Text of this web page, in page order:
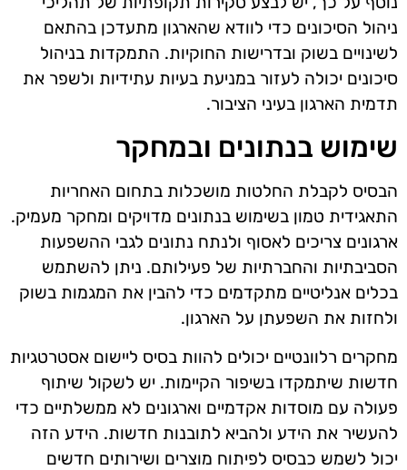
ניהול הסיכונים כדי לוודא שהארגון מתעדכן בהתאם
לשינויים בשוק ובדרישות החוקיות. התמקדות בניהול
סיכונים יכולה לעזור במניעת בעיות עתידיות ולשפר את
תדמית הארגון בעיני הציבור.
שימוש בנתונים ובמחקר
הבסיס לקבלת החלטות מושכלות בתחום האחריות
התאגידית טמון בשימוש בנתונים מדויקים ומחקר מעמיק.
ארגונים צריכים לאסוף ולנתח נתונים לגבי ההשפעות
הסביבתיות והחברתיות של פעילותם. ניתן להשתמש
בכלים אנליטיים מתקדמים כדי להבין את המגמות בשוק
ולחזות את השפעתן על הארגון.
מחקרים רלוונטיים יכולים להוות בסיס ליישום אסטרטגיות
חדשות שיתמקדו בשיפור הקיימות. יש לשקול שיתוף
פעולה עם מוסדות אקדמיים וארגונים לא ממשלתיים כדי
להעשיר את הידע ולהביא לתובנות חדשות. הידע הזה
יכול לשמש כבסיס לפיתוח מוצרים ושירותים חדשים